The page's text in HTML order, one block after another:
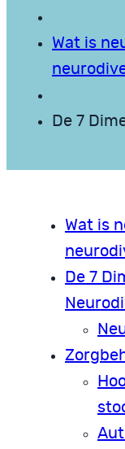
Wat is
De 7
Wat is
De 7